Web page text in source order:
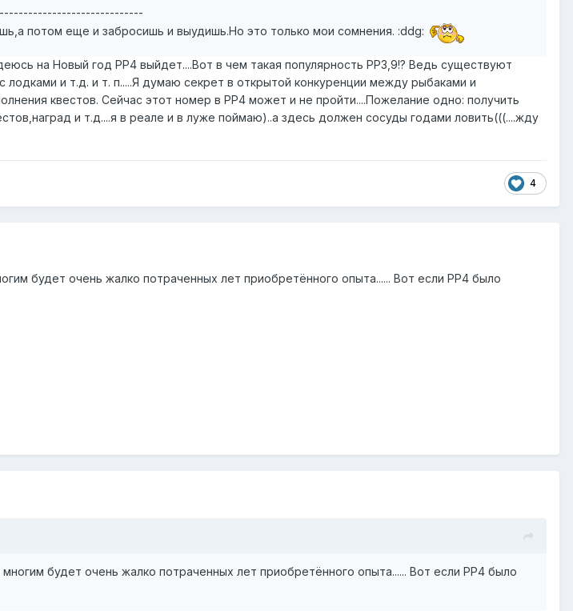
потом еще и забросишь и выудишь.Но это только мои сомнения. :ddg:
на Новый год РР4 выйдет....Вот в чем такая популярность РР3,9!? Ведь существуют
лодками и т.д. и т. п.....Я думаю секрет в открытой конкуренции между рыбаками и
квестов. Сейчас этот номер в РР4 может и не пройти....Пожелание одно: получить
и т.д....я в реале и в луже поймаю)..а здесь должен сосуды годами ловить(((....жду
4
будет очень жалко потраченных лет приобретённого опыта...... Вот если РР4 было
будет очень жалко потраченных лет приобретённого опыта...... Вот если РР4 было